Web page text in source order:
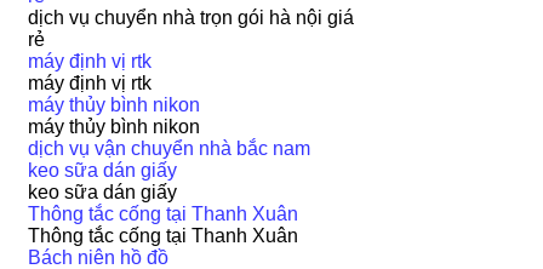
dịch vụ chuyển nhà trọn gói hà nội giá
rẻ
máy định vị rtk
máy định vị rtk
máy thủy bình nikon
máy thủy bình nikon
dịch vụ vận chuyển nhà bắc nam
keo sữa dán giấy
keo sữa dán giấy
Thông tắc cống tại Thanh Xuân
Thông tắc cống tại Thanh Xuân
Bách niên hồ đồ